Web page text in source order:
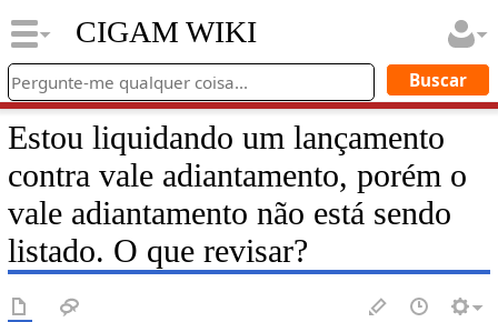
CIGAM WIKI
Estou liquidando um lançamento
contra vale adiantamento, porém o
vale adiantamento não está sendo
listado. O que revisar?